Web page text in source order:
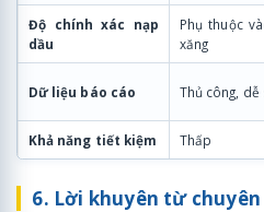
Độ chính xác nạp
dầu
Phụ thuộc
xăng
Dữ liệu báo cáo Thủ công,
Khả năng tiết kiệm Thấp
6. Lời khuyên từ